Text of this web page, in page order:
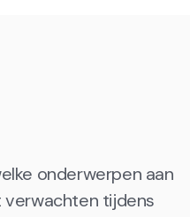
onderwerpen aan
verwachten tijdens